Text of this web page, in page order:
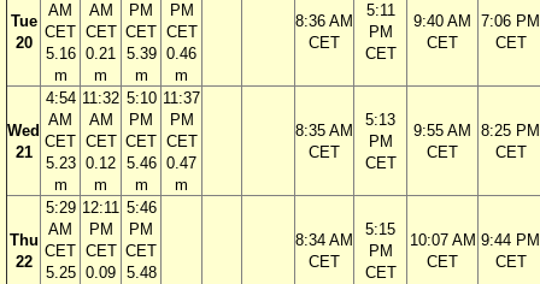
Tue
20
AM
CET
5.16
m
AM
CET
0.21
m
PM
CET
5.39
m
PM
CET
0.46
m
8:36 AM
CET
5:11
PM
CET
9:40 AM
CET
7:06 PM
CET
Wed
21
4:54
AM
CET
5.23
m
11:32
AM
CET
0.12
m
5:10
PM
CET
5.46
m
11:37
PM
CET
0.47
m
8:35 AM
CET
5:13
PM
CET
9:55 AM
CET
8:25 PM
CET
Thu
22
5:29
AM
CET
5.25
12:11
PM
CET
0.09
5:46
PM
CET
5.48
8:34 AM
CET
5:15
PM
CET
10:07 AM
CET
9:44 PM
CET